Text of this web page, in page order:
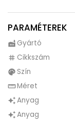
A GEDY
egyezik a
kiegészítők
sértetlen
tervezők a
sárgarézből
rávitt színezett
használhatjuk
PARAMÉTEREK
factory Gyártó
tag Cikkszám
palette Szín
straightenMéret
auto_awesomeAnyag
auto_awesomeAnyag